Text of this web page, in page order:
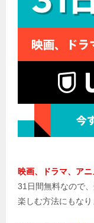
映画、ドラマ、ア
31日間無料なので
楽しむ方法にもなり